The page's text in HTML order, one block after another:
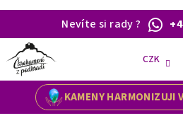
Nevíte si rady?
KAMENY HARMONIZUJI
CZK